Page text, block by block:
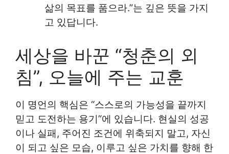
삶의 목표를 품으라.”는 깊은 뜻을 가지
고 있답니다.
세상을 바꾼 “청춘의 외
침”, 오늘에 주는 교훈
이 명언의 핵심은 “스스로의 가능성을 끝까지
믿고 도전하는 용기”에 있습니다. 현실의 성공
이나 실패, 주어진 조건에 위축되지 말고, 자신
이 되고 싶은 모습, 이루고 싶은 가치를 향해 한